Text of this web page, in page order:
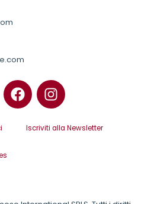
Iscriviti alla Newsletter